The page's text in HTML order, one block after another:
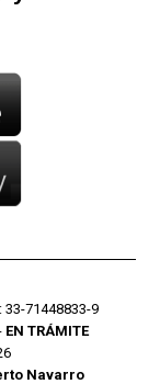
33-71448833-9
EN TRÁMITE
Navarro